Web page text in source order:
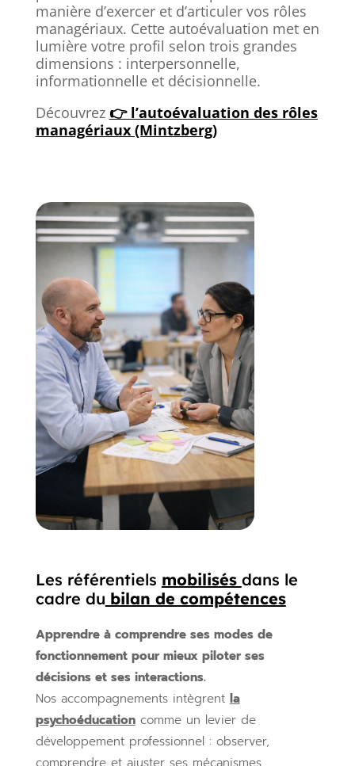
manière d’exercer et d’articuler vos rôles
managériaux. Cette autoévaluation met en
lumière votre profil selon trois grandes
dimensions : interpersonnelle,
informationnelle et décisionnelle.
Découvrez 👉 l’autoévaluation des rôles
managériaux (Mintzberg)
Les référentiels mobilisés dans le
cadre du bilan de compétences
Apprendre à comprendre ses modes de
fonctionnement pour mieux piloter ses
décisions et ses interactions.
Nos accompagnements intègrent la
psychoéducationcomme un levier de
développement professionnel : observer,